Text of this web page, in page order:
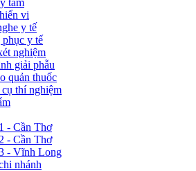
tâm
vi
y tế
phục y tế
nghiệm
giải phẫu
quản thuốc
thí nghiệm
- Cần Thơ
- Cần Thơ
- Vĩnh Long
nhánh